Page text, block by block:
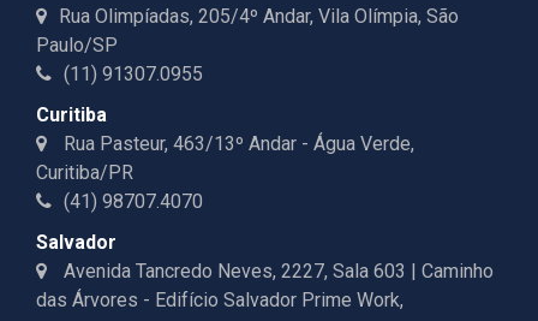
Rua Olimpíadas, 205/4º Andar, Vila Olímpia, São
Paulo/SP
(11) 91307.0955
Curitiba
Rua Pasteur, 463/13º Andar - Água Verde,
Curitiba/PR
(41) 98707.4070
Salvador
Avenida Tancredo Neves, 2227, Sala 603 | Caminho
das Árvores - Edifício Salvador Prime Work,